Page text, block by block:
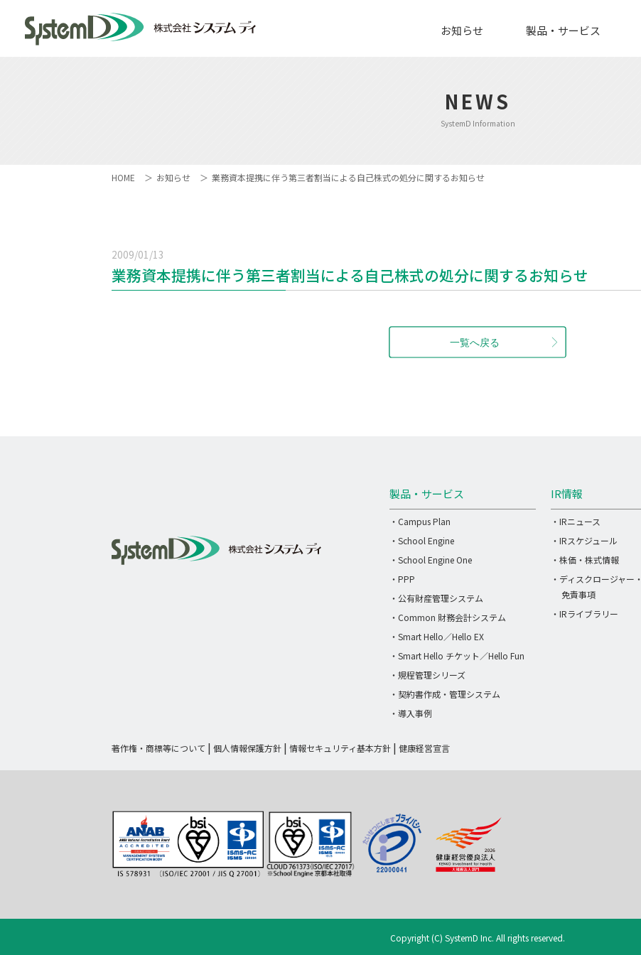
お知らせ 製品・サービス
NEWS
SystemD Information
HOME お知らせ 業務資本提携に伴う第三者割当による自己株式の処分に関するお知らせ
2009/01/13
業務資本提携に伴う第三者割当による自己株式の処分に関するお知らせ
製品・サービス
・Campus Plan
・School Engine
・School Engine One
・PPP
・公有財産管理システム
・Common 財務会計システム
・Smart Hello／Hello EX
・Smart Hello チケット／Hello Fun
・規程管理シリーズ
・契約書作成・管理システム
・導入事例
IR情報
・IRニュース
・IRスケジュール
・株価・株式情報
・ディスクロージャー・
免責事項
・IRライブラリー
著作権・商標等について 個人情報保護方針 情報セキュリティ基本方針 健康経営宣言
Copyright (C) SystemD Inc. All rights reserved.